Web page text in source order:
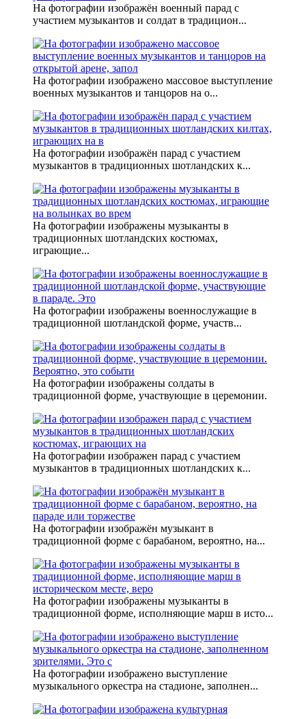
На фотографии изображён военный парад с
участием музыкантов и солдат в традицион...
На фотографии изображено массовое выступление
военных музыкантов и танцоров на о...
На фотографии изображён парад с участием
музыкантов в традиционных шотландских к...
На фотографии изображены музыканты в
традиционных шотландских костюмах,
играющие...
На фотографии изображены военнослужащие в
традиционной шотландской форме, участв...
На фотографии изображены солдаты в
традиционной форме, участвующие в церемонии.
На фотографии изображен парад с участием
музыкантов в традиционных шотландских к...
На фотографии изображён музыкант в
традиционной форме с барабаном, вероятно, на...
На фотографии изображены музыканты в
традиционной форме, исполняющие марш в исто...
На фотографии изображено выступление
музыкального оркестра на стадионе, заполнен...